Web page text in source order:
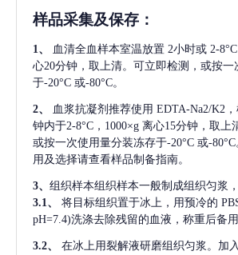
样品采集及保存 ：
1、 血清全血样本室温放置 2小时或 2-
心20分钟，取上清。可立即检测，或按
于-20°C 或-80°C。
2、 血浆抗凝剂推荐使用 EDTA-Na2/K2
钟内于2-8°C，1000×g 离心15分钟，取上
或按一次使用量分装冻存于-20°C 或-
用及选择请查看样品制备指南。
3、 组织样本组织样本一般制成组织匀浆
3.1、
将目标组织置于冰上，用预冷的
pH=7.4)洗涤去除残留的血液，称重后备用
3.2、
在冰上用裂解液研磨组织匀浆。加